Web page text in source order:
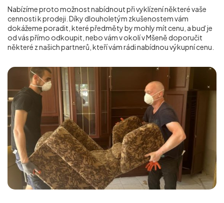
Nabízíme proto možnost nabídnout při vyklízení některé vaše
cennosti k prodeji. Díky dlouholetým zkušenostem vám
dokážeme poradit, které předměty by mohly mít cenu, a buď je
od vás přímo odkoupit, nebo vám v okolív Mšeně doporučit
některé z našich partnerů, kteří vám rádi nabídnou výkupní cenu.